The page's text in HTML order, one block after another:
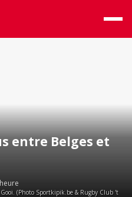
entre Belges et
(Photo Sportkipik.be & Rugby Club 't